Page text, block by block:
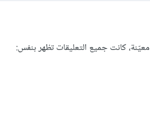
كانت جميع التعليقات تظهر بنفس: